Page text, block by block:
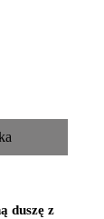
duszę z